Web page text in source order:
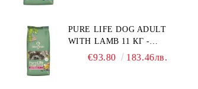
С ТЕГЛО ПОД 10 КГ, С
ПАТИЦА. БЕЗ ЗЪРНО, БЕЗ
ГЛУТЕН. ПРОИЗВЕДЕНА
PURE LIFE DOG ADULT
WITH LAMB 11 КГ -
ПЪЛНОЦЕННА ХРАНА ЗА
€93.80 183.46лв.